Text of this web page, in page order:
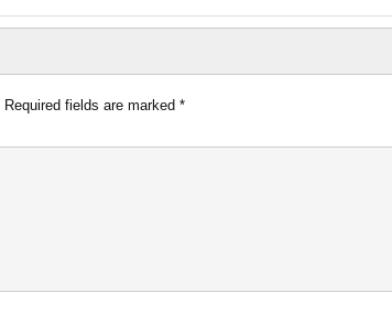
Required fields are marked *